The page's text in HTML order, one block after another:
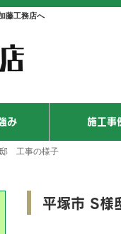
藤工務店へ
み 施工事
工事の様子
平塚市 S